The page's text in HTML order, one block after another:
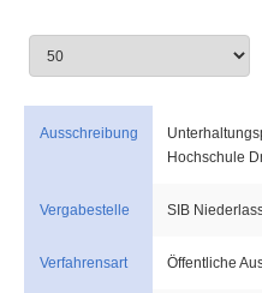
Ausschreibung
Hochschule
Vergabestelle SIB
Verfahrensart Öffentliche